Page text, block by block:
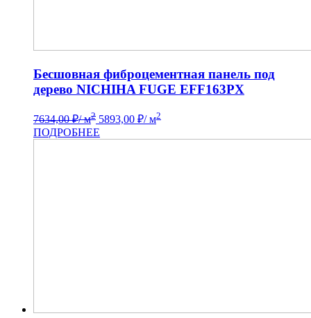
Бесшовная фиброцементная панель под
дерево NICHIHA FUGE EFF163PX
7634,00₽/ м2 5893,00 ₽/ м2
ПОДРОБНЕЕ